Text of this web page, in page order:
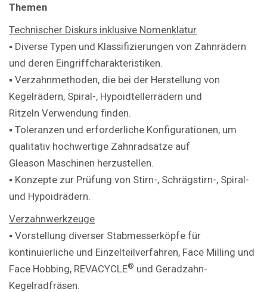
Themen
Technischer Diskurs inklusive Nomenklatur
▪ Diverse Typen und Klassifizierungen von Zahnrädern
und deren Eingriffcharakteristiken.
▪ Verzahnmethoden, die bei der Herstellung von
Kegelrädern, Spiral-, Hypoidtellerrädern und
Ritzeln Verwendung finden.
▪ Toleranzen und erforderliche Konfigurationen, um
qualitativ hochwertige Zahnradsätze auf
Gleason Maschinen herzustellen.
▪ Konzepte zur Prüfung von Stirn-, Schrägstirn-, Spiral-
und Hypoidrädern.
Verzahnwerkzeuge
▪ Vorstellung diverser Stabmesserköpfe für
kontinuierliche und Einzelteilverfahren, Face Milling und
Face Hobbing, REVACYCLE® und Geradzahn-
Kegelradfräsen.